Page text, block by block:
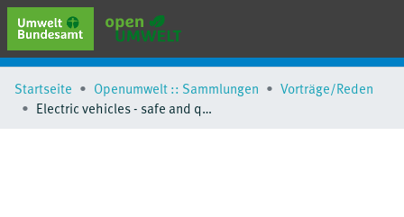
erweiterte Suche
Browse
Startseite Openumwelt :: Sammlungen
Vorträge/Reden
Electric vehicles - safe and quiet with AVAS?